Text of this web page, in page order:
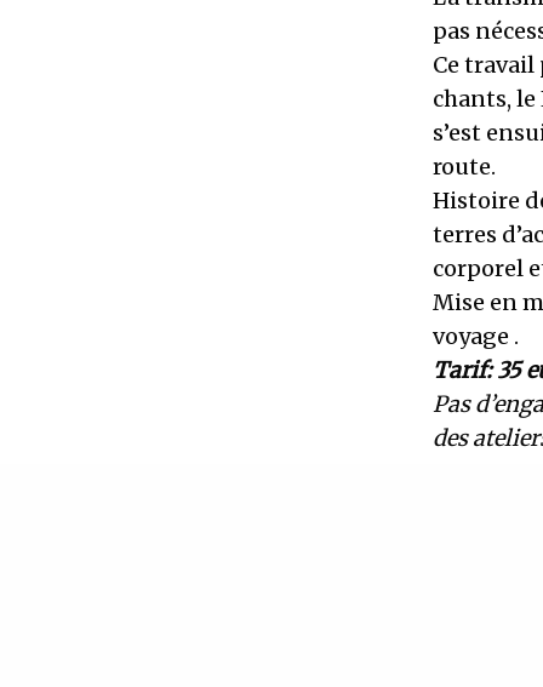
pas
Ce
chants, le
s’est
route.
Histoire
terres
corporel
Mise en
voyage .
Tarif: 35
Pas
des